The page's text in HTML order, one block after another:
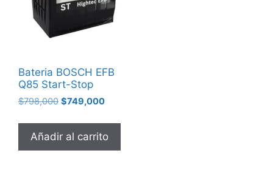
Bateria BOSCH EFB
Q85 Start-Stop
$798,000 $749,000
Añadir al carrito